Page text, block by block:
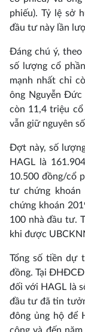
phiếu). Tỷ lệ sở
đầu tư này lần
Đáng chú ý,
số lượng cổ
mạnh nhất chỉ
ông Nguyễn Đức
còn 11,4 triệu cổ
vẫn giữ nguyên
Đợt này, số
HAGL là
10.500 đồng/cổ
tư chứng khoán
chứng khoán
100 nhà đầu tư.
khi được
Tổng số tiền dự
đồng. Tại
đối với HAGL là
đầu tư đã tin
đông ủng hộ để
công và đến